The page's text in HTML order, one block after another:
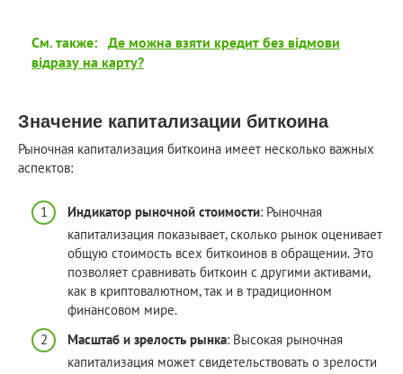
См. также: Де можна взяти кредит без відмови
відразу на карту?
Значение капитализации биткоина
Рыночная капитализация биткоина имеет несколько важных
аспектов:
Индикатор рыночной стоимости: Рыночная
капитализация показывает, сколько рынок оценивает
общую стоимость всех биткоинов в обращении. Это
позволяет сравнивать биткоин с другими активами,
как в криптовалютном, так и в традиционном
финансовом мире.
Масштаб и зрелость рынка: Высокая рыночная
капитализация может свидетельствовать о зрелости